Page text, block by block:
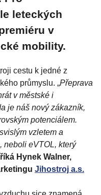
leteckých
v
mobility.
cestu k jedné z
průmyslu. „Přeprava
v městské i
je náš nový zákazník,
potenciálem.
vzletem a
neboli eVTOL, který
říká Hynek Walner,
Jihostroj a.s.